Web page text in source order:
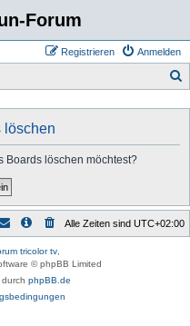
Forum
Anmelden
Registrieren
löschen
Boards löschen möchtest?
Alle Zeiten sind UTC+02:00
tricolor tv
© phpBB Limited
phpBB.de